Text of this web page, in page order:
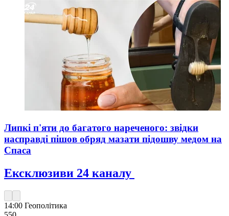
Липкі п'яти до багатого нареченого: звідки
насправді пішов обряд мазати підошву медом на
Спаса
Ексклюзиви 24 каналу
14:00 Геополітика